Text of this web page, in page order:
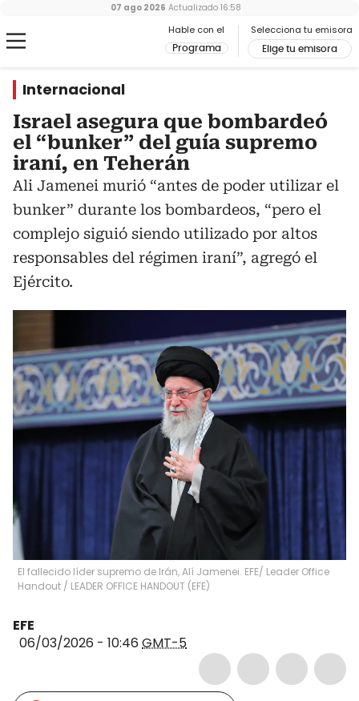
Hable con el
Programa
Selecciona tu emisora
Elige tu emisora
07 ago 2026 Actualizado 16:58
Internacional
Israel asegura que bombardeó
el “bunker” del guía supremo
iraní, en Teherán
Ali Jamenei murió “antes de poder utilizar el
bunker” durante los bombardeos, “pero el
complejo siguió siendo utilizado por altos
responsables del régimen iraní”, agregó el
Ejército.
El fallecido líder supremo de Irán, Alí Jamenei. EFE/ Leader Office
Handout / LEADER OFFICE HANDOUT (EFE)
EFE
06/03/2026 - 10:46 GMT-5